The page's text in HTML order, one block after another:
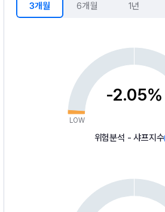
3개월 6개월 1년
-2.05%
LOW
위험분석 - 샤프지수